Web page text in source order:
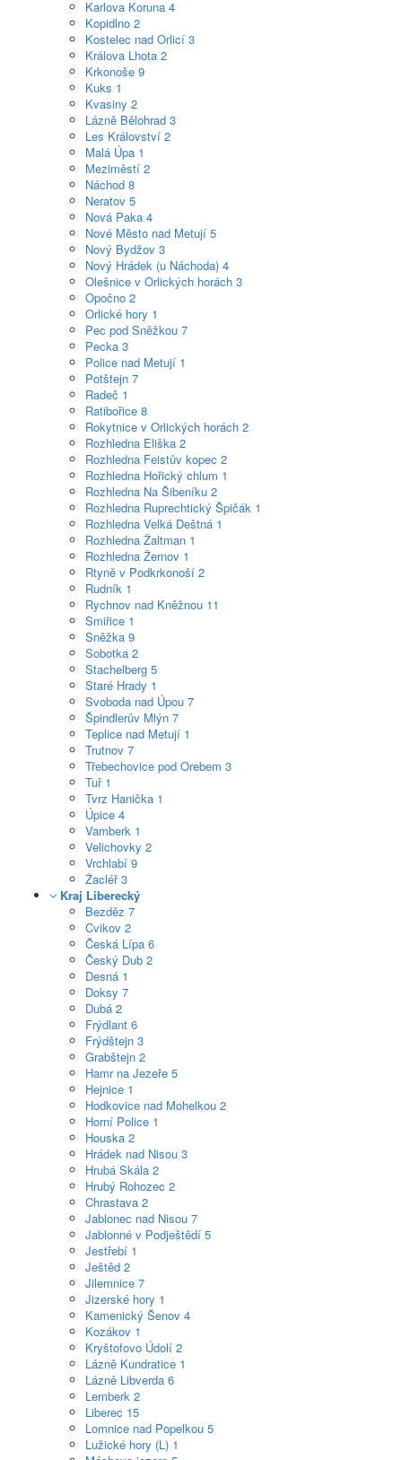
Karlova Koruna 4
Kopidlno 2
Kostelec nad Orlicí 3
Králova Lhota 2
Krkonoše 9
Kuks 1
Kvasiny 2
Lázně Bělohrad 3
Les Království 2
Malá Úpa 1
Meziměstí 2
Náchod 8
Neratov 5
Nová Paka 4
Nové Město nad Metují 5
Nový Bydžov 3
Nový Hrádek (u Náchoda) 4
Olešnice v Orlických horách 3
Opočno 2
Orlické hory 1
Pec pod Sněžkou 7
Pecka 3
Police nad Metují 1
Potštejn 7
Radeč 1
Ratibořice 8
Rokytnice v Orlických horách 2
Rozhledna Eliška 2
Rozhledna Feistův kopec 2
Rozhledna Hořický chlum 1
Rozhledna Na Šibeníku 2
Rozhledna Ruprechtický Špičák 1
Rozhledna Velká Deštná 1
Rozhledna Žaltman 1
Rozhledna Žernov 1
Rtyně v Podkrkonoší 2
Rudník 1
Rychnov nad Kněžnou 11
Smiřice 1
Sněžka 9
Sobotka 2
Stachelberg 5
Staré Hrady 1
Svoboda nad Úpou 7
Špindlerův Mlýn 7
Teplice nad Metují 1
Trutnov 7
Třebechovice pod Orebem 3
Tuř 1
Tvrz Hanička 1
Úpice 4
Vamberk 1
Velichovky 2
Vrchlabí 9
Žacléř3
Kraj Liberecký
Bezděz 7
Cvikov 2
Česká Lípa 6
Český Dub 2
Desná 1
Doksy 7
Dubá 2
Frýdlant 6
Frýdštejn 3
Grabštejn 2
Hamr na Jezeře 5
Hejnice 1
Hodkovice nad Mohelkou 2
Horní Police 1
Houska 2
Hrádek nad Nisou 3
Hrubá Skála 2
Hrubý Rohozec 2
Chrastava 2
Jablonec nad Nisou 7
Jablonné v Podještědí 5
Jestřebí 1
Ještěd 2
Jilemnice 7
Jizerské hory 1
Kamenický Šenov 4
Kozákov 1
Kryštofovo Údolí 2
Lázně Kundratice 1
Lázně Libverda 6
Lemberk 2
Liberec 15
Lomnice nad Popelkou 5
Lužické hory (L) 1